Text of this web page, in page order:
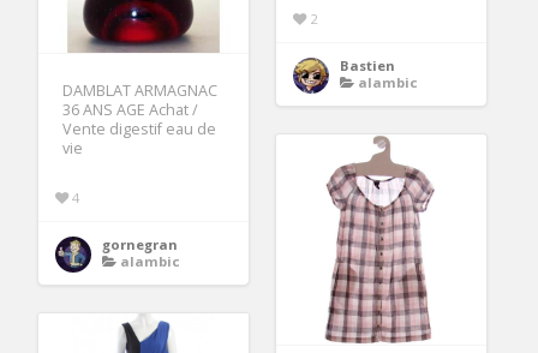
2
Bastien
alambic
DAMBLAT ARMAGNAC
36 ANS AGE Achat /
Vente digestif eau de
vie
4
gornegran
alambic